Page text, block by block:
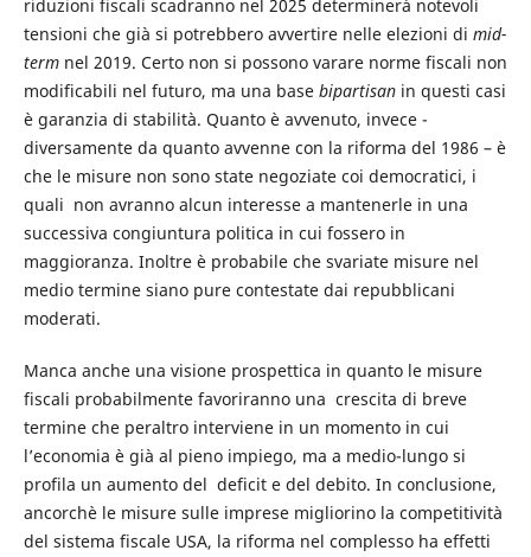
riduzioni fiscali scadranno nel 2025 determinerà notevoli
tensioni che già si potrebbero avvertire nelle elezioni di mid-
termnel 2019. Certo non si possono varare norme fiscali non
modificabili nel futuro, ma una base bipartisanin questi casi
è garanzia di stabilità. Quanto è avvenuto, invece -
diversamente da quanto avvenne con la riforma del 1986 – è
che le misure non sono state negoziate coi democratici, i
quali non avranno alcun interesse a mantenerle in una
successiva congiuntura politica in cui fossero in
maggioranza. Inoltre è probabile che svariate misure nel
medio termine siano pure contestate dai repubblicani
moderati.
Manca anche una visione prospettica in quanto le misure
fiscali probabilmente favoriranno una crescita di breve
termine che peraltro interviene in un momento in cui
l’economia è già al pieno impiego, ma a medio-lungo si
profila un aumento del deficit e del debito. In conclusione,
ancorchè le misure sulle imprese migliorino la competitività
del sistema fiscale USA, la riforma nel complesso ha effetti